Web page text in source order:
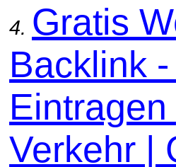
4. Gratis
Backlink
Verkehr |